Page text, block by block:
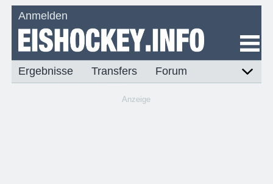
Anmelden
Ergebnisse Transfers Forum
Anzeige